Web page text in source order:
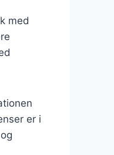
med
er i